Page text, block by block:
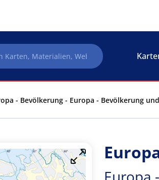
- Bevölkerung - Europa - Bevölkerung